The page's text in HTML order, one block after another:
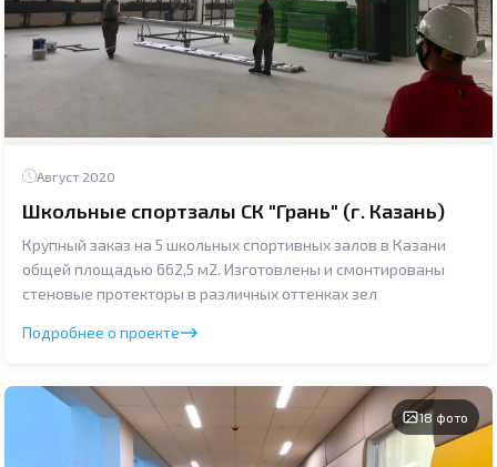
Август 2020
Школьные спортзалы СК "Грань" (г. Казань)
Крупный заказ на 5 школьных спортивных залов в Казани
общей площадью 662,5 м2. Изготовлены и смонтированы
стеновые протекторы в различных оттенках зел
Подробнее о проекте
18 фото